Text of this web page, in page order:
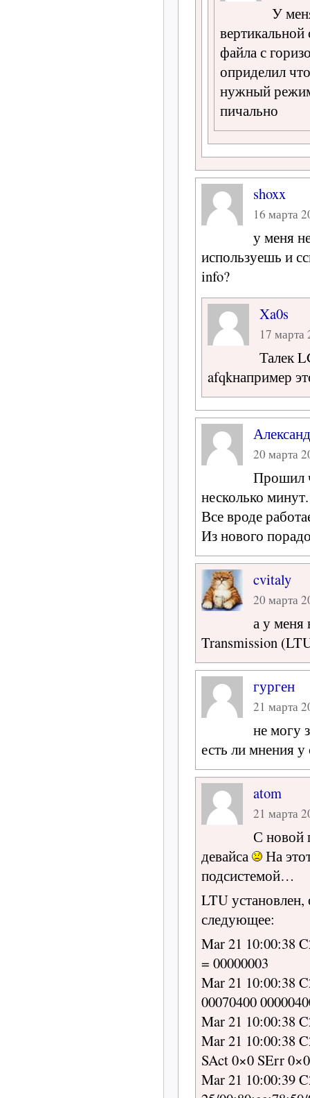
У
файла с
оприделил
нужный
пичально
shoxx
16 марта
у меня
используешь и
info?
Xa0s
17 марта
Талек
afqkнапример
20 марта
Прошил
несколько
Все вроде
Из нового
cvitaly
20 марта
а у меня
Transmission
гурген
21 марта
не могу
есть ли мнения
atom
21 марта
С новой
девайса
На
подсистемой…
LTU
следующее:
Mar 21 10:00:38
= 00000003
Mar 21 10:00:38
00070400
Mar 21 10:00:38
Mar 21 10:00:38
SAct 0×0 SErr
Mar 21 10:00:39